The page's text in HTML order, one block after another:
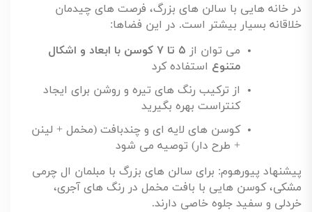
در خانه هایی با سالن های بزرگ، فرصت های چیدمان
خلاقانه بسیار بیشتر است. در این فضاها:
می توان از ۵ تا ۷ کوسن با ابعاد و اشکال
متنوع استفاده کرد
از ترکیب رنگ های تیره و روشن برای ایجاد
کنتراست بهره بگیرید
کوسن های لایه ای و چندبافت (مخمل + لینن
+ طرح دار) توصیه می شود
پیشنهاد پیورهوم: برای سالن های بزرگ با مبلمان ال چرمی
مشکی، کوسن هایی با بافت مخمل در رنگ های آجری،
خردلی و سفید جلوه خاصی دارند.